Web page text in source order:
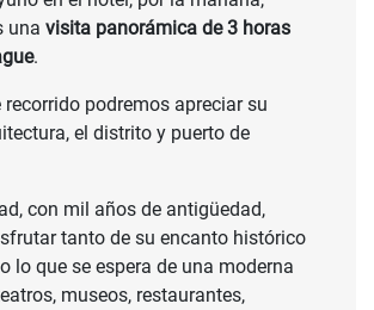
una visita panorámica de 3 horas
.
recorrido podremos apreciar su
el distrito y puerto de
con mil años de antigüedad,
tanto de su encanto histórico
lo que se espera de una moderna
museos, restaurantes,